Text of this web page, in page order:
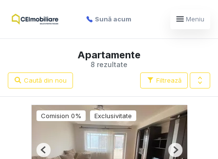
Sună acum Meniu
8 rezultate
Apartamente
Filtrează
Caută din nou
Comision 0% Exclusivitate
Previous Next